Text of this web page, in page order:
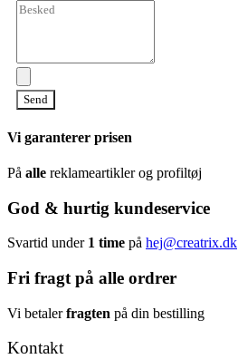
Send
Vi garanterer prisen
På alle reklameartikler og profiltøj
God & hurtig kundeservice
Svartid under 1 time på hej@creatrix.dk
Fri fragt på alle ordrer
Vi betalerfragten på din bestilling
Kontakt